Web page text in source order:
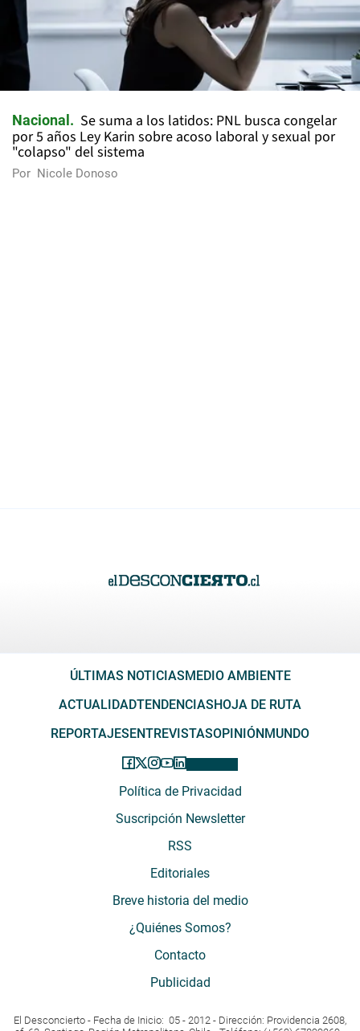
Nacional
Se suma a los latidos: PNL busca congelar
por 5 años Ley Karin sobre acoso laboral y sexual por
"colapso" del sistema
Por Nicole Donoso
ÚLTIMAS NOTICIAS MEDIO AMBIENTE
ACTUALIDADTENDENCIAS HOJA DE RUTA
REPORTAJES ENTREVISTASOPINIÓN MUNDO
Política de Privacidad
Suscripción Newsletter
RSS
Editoriales
Breve historia del medio
¿Quiénes Somos?
Contacto
Publicidad
El Desconcierto - Fecha de Inicio: 05 - 2012 - Dirección: Providencia 2608,